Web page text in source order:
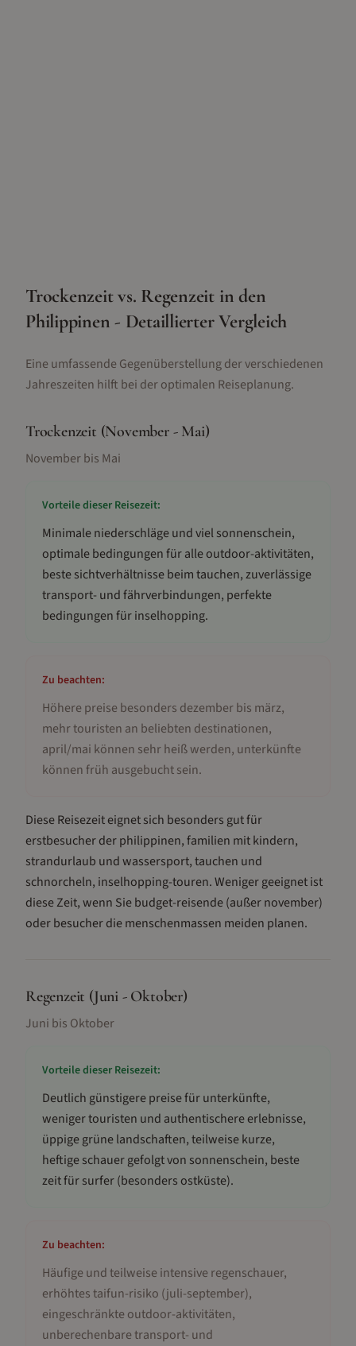
Trockenzeit vs. Regenzeit in den
Philippinen - Detaillierter Vergleich
Eine umfassende Gegenüberstellung der verschiedenen
Jahreszeiten hilft bei der optimalen Reiseplanung.
Trockenzeit (November - Mai)
November bis Mai
Vorteile dieser Reisezeit:
Minimale niederschläge und viel sonnenschein,
optimale bedingungen für alle outdoor-aktivitäten,
beste sichtverhältnisse beim tauchen, zuverlässige
transport- und fährverbindungen, perfekte
bedingungen für inselhopping.
Zu beachten:
Höhere preise besonders dezember bis märz,
mehr touristen an beliebten destinationen,
april/mai können sehr heiß werden, unterkünfte
können früh ausgebucht sein.
Diese Reisezeit eignet sich besonders gut für
erstbesucher der philippinen, familien mit kindern,
strandurlaub und wassersport, tauchen und
schnorcheln, inselhopping-touren.Weniger geeignet ist
diese Zeit, wenn Sie budget-reisende (außer november)
oder besucher die menschenmassen meiden planen.
Regenzeit (Juni - Oktober)
Juni bis Oktober
Vorteile dieser Reisezeit:
Deutlich günstigere preise für unterkünfte,
weniger touristen und authentischere erlebnisse,
üppige grüne landschaften, teilweise kurze,
heftige schauer gefolgt von sonnenschein, beste
zeit für surfer (besonders ostküste).
Zu beachten:
Häufige und teilweise intensive regenschauer,
erhöhtes taifun-risiko (juli-september),
eingeschränkte outdoor-aktivitäten,
unberechenbare transport- und